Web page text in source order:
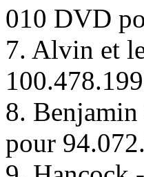
010 DVD
7. Alvin et
8.
pour